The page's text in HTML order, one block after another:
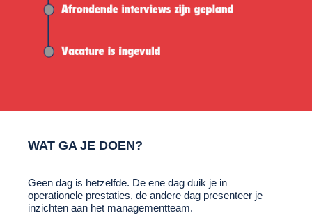
WAT GA JE DOEN?
Geen dag is hetzelfde. De ene dag duik je in
operationele prestaties, de andere dag presenteer je
inzichten aan het managementteam.